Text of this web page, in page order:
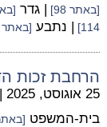
[באתר 98] | גדר
114]
| נתבע [באתר 14]
הרחבת זכות
25 אוגוסט, 2025 |
בית-המשפט [באתר